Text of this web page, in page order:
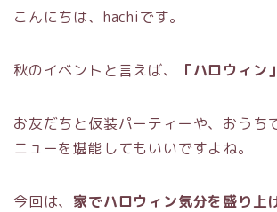
こんにちは、hachiです。
秋のイベントと言えば、 「ハロウィン」
お友だちと仮装パーティーや、おうち
ニューを堪能してもいいですよね。
今回は、 家でハロウィン気分を盛り上